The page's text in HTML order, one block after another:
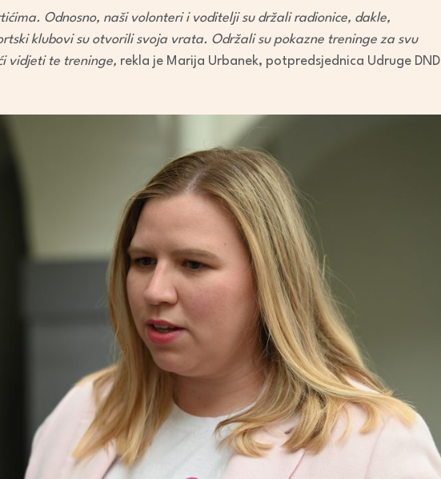
Odnosno, naši volonteri i voditelji su držali radionice, dakle,
klubovi su otvorili svoja vrata. Održali su pokazne treninge za svu
vidjeti te treninge, rekla je Marija Urbanek, potpredsjednica Udruge DND